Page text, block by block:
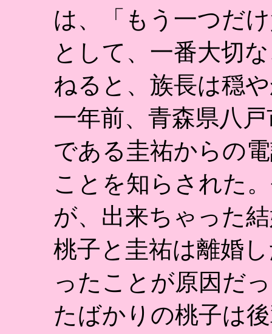
は、「もう一つだ
として、一番大切
ねると、族長は穏
一年前、青森県八
である圭祐からの
ことを知らされた
が、出来ちゃった
桃子と圭祐は離婚
ったことが原因だ
たばかりの桃子は